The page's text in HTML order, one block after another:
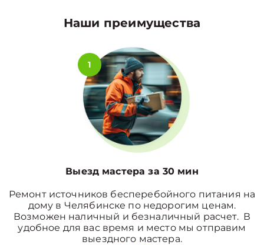
Наши преимущества
1
Выезд мастера за 30 мин
Ремонт источников бесперебойного питания на
дому в Челябинске по недорогим ценам.
Возможен наличный и безналичный расчет. В
удобное для вас время и место мы отправим
выездного мастера.